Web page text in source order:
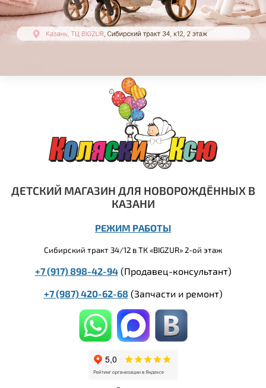
ДЕТСКИЙ МАГАЗИН ДЛЯ НОВОРОЖДЁННЫХ В
КАЗАНИ
РЕЖИМ РАБОТЫ
Сибирский тракт 34/12 в ТК «BIGZUR» 2-ой этаж
+7 (917) 898-42-94(Продавец-консультант)
+7 (987) 420-62-68 (Запчасти и ремонт)